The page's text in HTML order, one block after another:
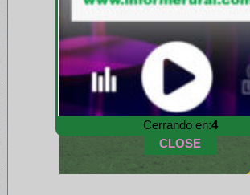
Cerrando en:2
CLOSE